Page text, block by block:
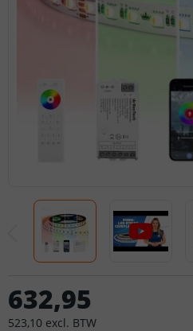
632,95
523,10 excl. BTW